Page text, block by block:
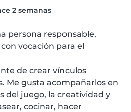
2 semanas
persona responsable,
vocación para el
de crear vínculos
Me gusta acompañarlos en
del juego, la creatividad y
cocinar, hacer